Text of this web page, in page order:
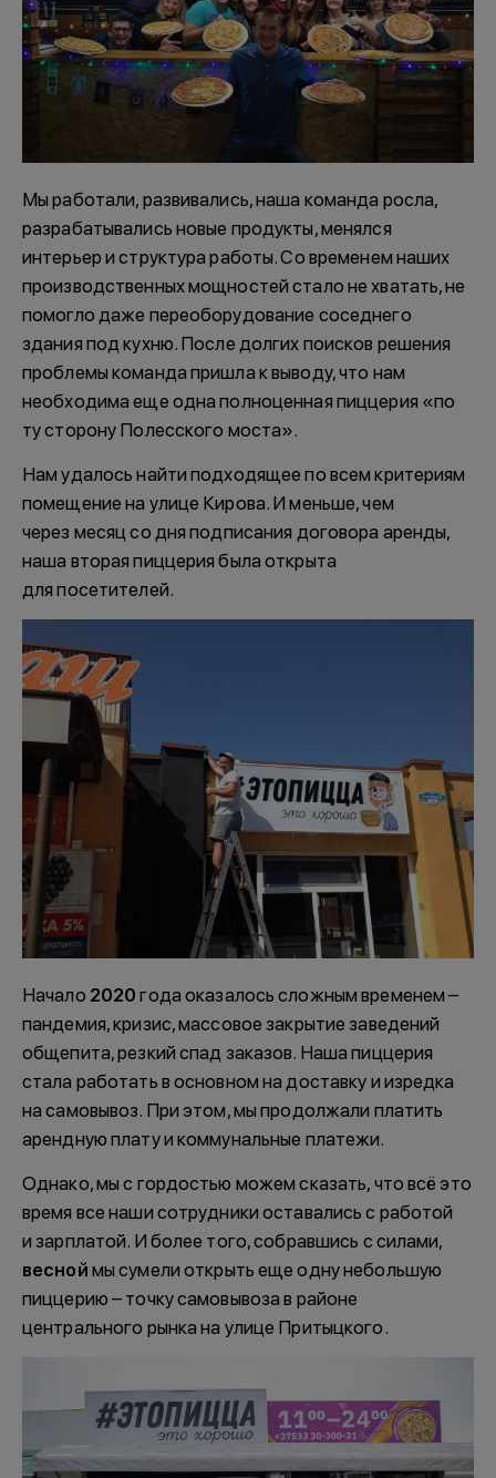
Мы работали, развивались, наша команда росла,
разрабатывались новые продукты, менялся
интерьер и структура работы. Со временем наших
производственных мощностей стало не хватать, не
помогло даже переоборудование соседнего
здания под кухню. После долгих поисков решения
проблемы команда пришла к выводу, что нам
необходима еще одна полноценная пиццерия «по
ту сторону Полесского моста».
Нам удалось найти подходящее по всем критериям
помещение на улице Кирова. И меньше, чем
через месяц со дня подписания договора аренды,
наша вторая пиццерия была открыта
для посетителей.
Начало 2020 года оказалось сложным временем –
пандемия, кризис, массовое закрытие заведений
общепита, резкий спад заказов. Наша пиццерия
стала работать в основном на доставку и изредка
на самовывоз. При этом, мы продолжали платить
арендную плату и коммунальные платежи.
Однако, мы с гордостью можем сказать, что всё это
время все наши сотрудники оставались с работой
и зарплатой. И более того, собравшись с силами,
весной мы сумели открыть еще одну небольшую
пиццерию – точку самовывоза в районе
центрального рынка на улице Притыцкого.